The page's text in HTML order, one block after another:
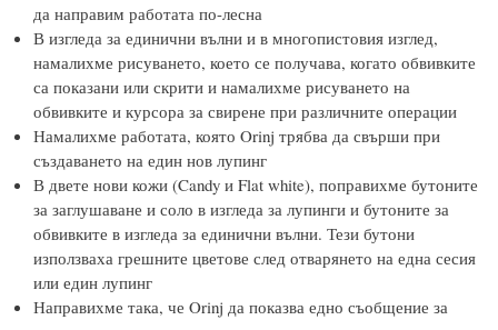
да направим работата по-лесна
В изгледа за единични вълни и в многопистовия изглед,
намалихме рисуването, което се получава, когато обвивките
са показани или скрити и намалихме рисуването на
обвивките и курсора за свирене при различните операции
Намалихме работата, която Orinj трябва да свърши при
създаването на един нов лупинг
В двете нови кожи (Candy и Flat white), поправихме бутоните
за заглушаване и соло в изгледа за лупинги и бутоните за
обвивките в изгледа за единични вълни. Тези бутони
използваха грешните цветове след отварянето на една сесия
или един лупинг
Направихме така, че Orinj да показва едно съобщение за